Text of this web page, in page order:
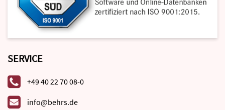
SERVICE
+49 40 22 70 08-0
info@behrs.de